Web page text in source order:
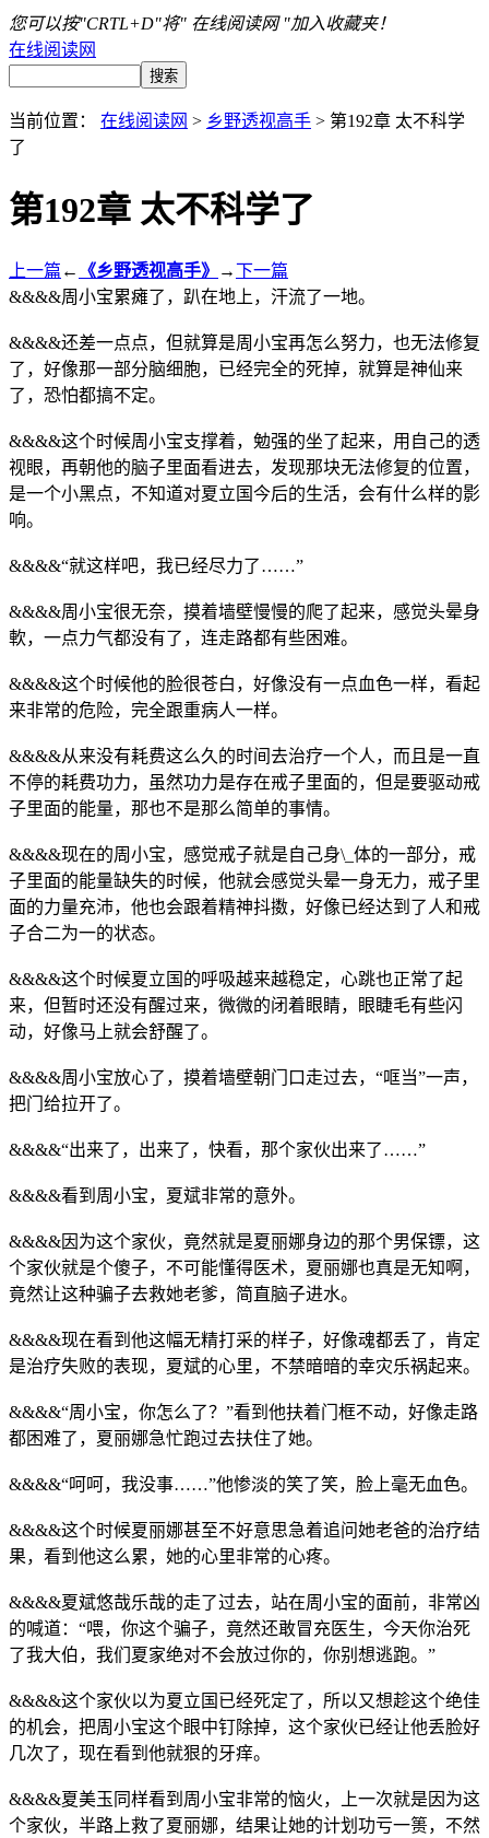
您可以按"CRTL+D"将" 在线阅读网 "加入收藏夹！
在线阅读网
当前位置： 在线阅读网 > 乡野透视高手 > 第192章 太不科学
了
第192章 太不科学了
上一篇 ← 《乡野透视高手》 →下一篇
&&&&周小宝累瘫了，趴在地上，汗流了一地。
&&&&还差一点点，但就算是周小宝再怎么努力，也无法修复
了，好像那一部分脑细胞，已经完全的死掉，就算是神仙来
了，恐怕都搞不定。
&&&&这个时候周小宝支撑着，勉强的坐了起来，用自己的透
视眼，再朝他的脑子里面看进去，发现那块无法修复的位置，
是一个小黑点，不知道对夏立国今后的生活，会有什么样的影
响。
&&&&“就这样吧，我已经尽力了……”
&&&&周小宝很无奈，摸着墙壁慢慢的爬了起来，感觉头晕身
軟，一点力气都没有了，连走路都有些困难。
&&&&这个时候他的脸很苍白，好像没有一点血色一样，看起
来非常的危险，完全跟重病人一样。
&&&&从来没有耗费这么久的时间去治疗一个人，而且是一直
不停的耗费功力，虽然功力是存在戒子里面的，但是要驱动戒
子里面的能量，那也不是那么简单的事情。
&&&&现在的周小宝，感觉戒子就是自己身\_体的一部分，戒
子里面的能量缺失的时候，他就会感觉头晕一身无力，戒子里
面的力量充沛，他也会跟着精神抖擞，好像已经达到了人和戒
子合二为一的状态。
&&&&这个时候夏立国的呼吸越来越稳定，心跳也正常了起
来，但暂时还没有醒过来，微微的闭着眼睛，眼睫毛有些闪
动，好像马上就会舒醒了。
&&&&周小宝放心了，摸着墙壁朝门口走过去，“哐当”一声，
把门给拉开了。
&&&&“出来了，出来了，快看，那个家伙出来了……”
&&&&看到周小宝，夏斌非常的意外。
&&&&因为这个家伙，竟然就是夏丽娜身边的那个男保镖，这
个家伙就是个傻子，不可能懂得医术，夏丽娜也真是无知啊，
竟然让这种骗子去救她老爹，简直脑子进水。
&&&&现在看到他这幅无精打采的样子，好像魂都丢了，肯定
是治疗失败的表现，夏斌的心里，不禁暗暗的幸灾乐祸起来。
&&&&“周小宝，你怎么了？”看到他扶着门框不动，好像走路
都困难了，夏丽娜急忙跑过去扶住了她。
&&&&“呵呵，我没事……”他惨淡的笑了笑，脸上毫无血色。
&&&&这个时候夏丽娜甚至不好意思急着追问她老爸的治疗结
果，看到他这么累，她的心里非常的心疼。
&&&&夏斌悠哉乐哉的走了过去，站在周小宝的面前，非常凶
的喊道：“喂，你这个骗子，竟然还敢冒充医生，今天你治死
了我大伯，我们夏家绝对不会放过你的，你别想逃跑。”
&&&&这个家伙以为夏立国已经死定了，所以又想趁这个绝佳
的机会，把周小宝这个眼中钉除掉，这个家伙已经让他丢脸好
几次了，现在看到他就狠的牙痒。
&&&&夏美玉同样看到周小宝非常的恼火，上一次就是因为这
个家伙，半路上救了夏丽娜，结果让她的计划功亏一篑，不然